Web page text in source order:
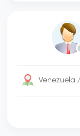
Venezuela